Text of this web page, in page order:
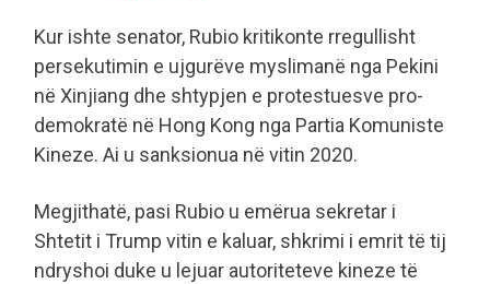
Kur ishte senator, Rubio kritikonte rregullisht
persekutimin e ujgurëve myslimanë nga Pekini
në Xinjiang dhe shtypjen e protestuesve pro-
demokratë në Hong Kong nga Partia Komuniste
Kineze. Ai u sanksionua në vitin 2020.
Megjithatë, pasi Rubio u emërua sekretar i
Shtetit i Trump vitin e kaluar, shkrimi i emrit të tij
ndryshoi duke u lejuar autoriteteve kineze të